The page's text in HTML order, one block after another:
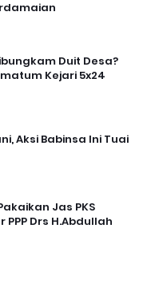
Duit Desa?
Kejari 5x24
Aksi Babinsa Ini Tuai
Jas PKS
PPP Drs H.Abdullah